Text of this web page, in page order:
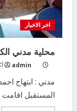
اخر الاخبار
محلية مدني
admin
مدني : ابتهاج
المستقبل اقامت